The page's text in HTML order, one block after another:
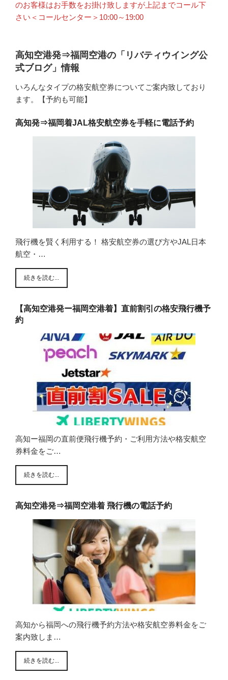
のお客様はお手数をお掛け致しますが上記までコール下
さい＜コールセンター＞10:00～19:00
高知空港発⇒福岡空港の「リバティウイング公
式ブログ」情報
いろんなタイプの格安航空券についてご案内致しており
ます。【予約も可能】
高知発⇒福岡着JAL格安航空券を手軽に電話予約
飛行機を賢く利用する！ 格安航空券の選び方やJAL日本
航空・…
続きを読む...
【高知空港発ー福岡空港着】直前割引の格安飛行機予
約
高知ー福岡の直前便飛行機予約・ご利用方法や格安航空
券料金をご…
続きを読む...
高知空港発⇒福岡空港着 飛行機の電話予約
高知から福岡への飛行機予約方法や格安航空券料金をご
案内致しま…
続きを読む...